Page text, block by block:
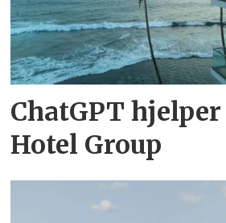
ChatGPT
Hotel Group